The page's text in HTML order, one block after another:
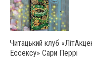
Читацький клуб
Ессексу» Сари Перрі